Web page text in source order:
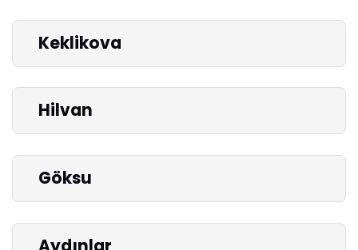
Keklikova
Hilvan
Göksu